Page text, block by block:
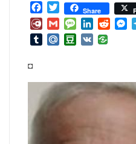
Facebook
TwitterShare
Diary.Ru
GmailMessage
LinkedIn
TumblrMail.RuDouban
VK
◘